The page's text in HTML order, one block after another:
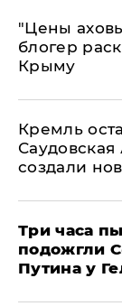
​"Цены
блогер
Крыму
​Кремль
создали
Три часа
подожгли
Путина у